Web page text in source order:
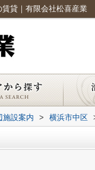
貸｜有限会社松喜産業
施設案内 > 横浜市中区